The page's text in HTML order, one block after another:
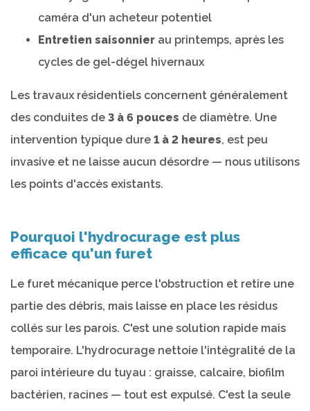
caméra d'un acheteur potentiel
Entretien saisonnier au printemps, après les
cycles de gel-dégel hivernaux
Les travaux résidentiels concernent généralement
des conduites de 3 à 6 pouces de diamètre. Une
intervention typique dure 1 à 2 heures, est peu
invasive et ne laisse aucun désordre — nous utilisons
les points d'accès existants.
Pourquoi l'hydrocurage est plus
efficace qu'un furet
Le furet mécanique perce l'obstruction et retire une
partie des débris, mais laisse en place les résidus
collés sur les parois. C'est une solution rapide mais
temporaire. L'hydrocurage nettoie l'intégralité de la
paroi intérieure du tuyau : graisse, calcaire, biofilm
bactérien, racines — tout est expulsé. C'est la seule